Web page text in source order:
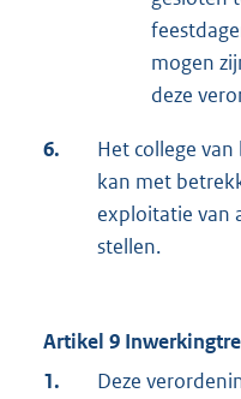
mogen
deze
6.
Het college
kan met
exploitatie van
stellen.
Artikel 9
1.
Deze